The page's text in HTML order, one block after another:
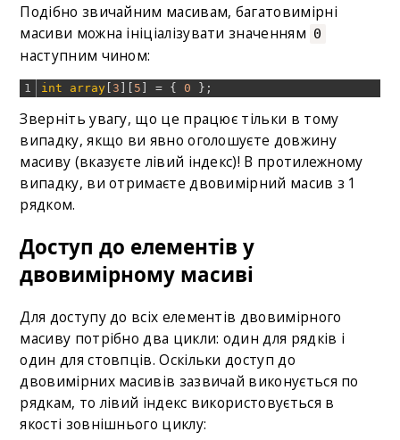
Подібно звичайним масивам, багатовимірні
масиви можна ініціалізувати значенням 0
наступним чином:
1 int array 3 5 = { 0 } ;
Зверніть увагу, що це працює тільки в тому
випадку, якщо ви явно оголошуєте довжину
масиву (вказуєте лівий індекс)! В протилежному
випадку, ви отримаєте двовимірний масив з 1
рядком.
Доступ до елементів у
двовимірному масиві
Для доступу до всіх елементів двовимірного
масиву потрібно два цикли: один для рядків і
один для стовпців. Оскільки доступ до
двовимірних масивів зазвичай виконується по
рядкам, то лівий індекс використовується в
якості зовнішнього циклу: